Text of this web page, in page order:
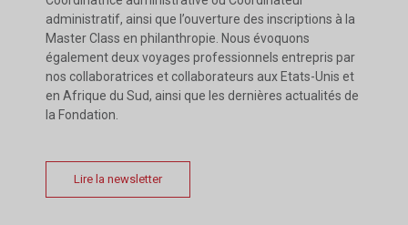
administratif, ainsi que l’ouverture des inscriptions à la
Master Class en philanthropie. Nous évoquons
également deux voyages professionnels entrepris par
nos collaboratrices et collaborateurs aux Etats-Unis et
en Afrique du Sud, ainsi que les dernières actualités de
la Fondation.
Lire la newsletter